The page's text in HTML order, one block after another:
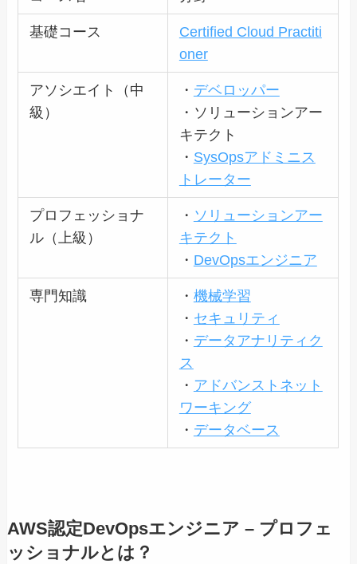
基礎コース
Certified Cloud Practiti
oner
アソシエイト（中
級）
・ デベロッパー
・ソリューションアー
キテクト
・ SysOpsアドミニス
トレーター
プロフェッショナ
ル（上級）
・ ソリューションアー
キテクト
・ DevOpsエンジニア
専門知識 ・ 機械学習
・ セキュリティ
・ データアナリティク
ス
・ アドバンストネット
ワーキング
・ データベース
AWS認定DevOpsエンジニア – プロフェ
ッショナルとは？